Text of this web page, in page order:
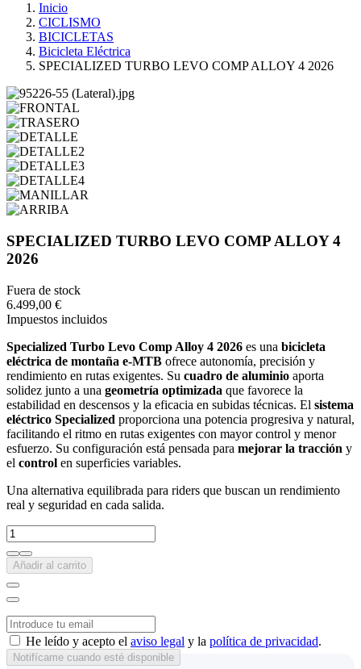
Inicio
CICLISMO
BICICLETAS
Bicicleta Eléctrica
SPECIALIZED TURBO LEVO COMP ALLOY 4 2026
SPECIALIZED TURBO LEVO COMP ALLOY 4
2026
Fuera de stock
6.499,00 €
Impuestos incluidos
Specialized Turbo Levo Comp Alloy 4 2026 es una bicicleta
eléctrica de montaña e-MTB ofrece autonomía, precisión y
rendimiento en rutas exigentes. Su cuadro de aluminio aporta
solidez junto a una geometría optimizada que favorece la
estabilidad en descensos y la eficacia en subidas técnicas. El sistema
eléctrico Specialized proporciona una potencia progresiva y natural,
facilitando el ritmo en rutas exigentes con mayor control y menor
esfuerzo. Su configuración está pensada para mejorar la tracción y
el control en superficies variables.
Una alternativa equilibrada para riders que buscan un rendimiento
real y seguridad en cada salida.
Añadir al carrito
He leído y acepto el aviso legal y la política de privacidad.